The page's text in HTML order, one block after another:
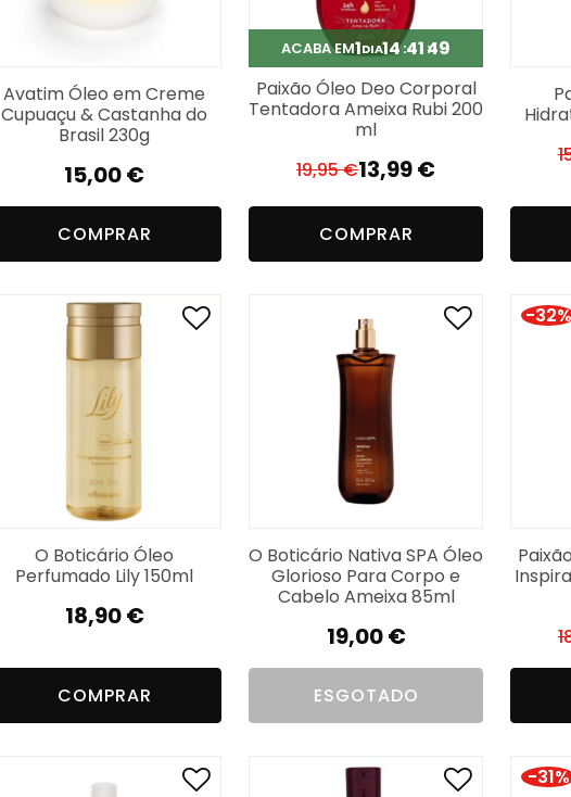
Avatim Óleo em Creme
Cupuaçu & Castanha do
Brasil 230g
15,00€
COMPRAR
ACABA EM1DIA14 4148
Paixão Óleo Deo Corporal
Tentadora Ameixa Rubi 200
ml
19,95€ O
preço
original
era:
13,99€
O
preço
atual
é:
COMPRAR
O Boticário Óleo
Perfumado Lily 150ml
18,90€
COMPRAR
O Boticário Nativa SPA Óleo
Glorioso Para Corpo e
Cabelo Ameixa 85ml
19,00€
ESGOTADO
-32%
-31%